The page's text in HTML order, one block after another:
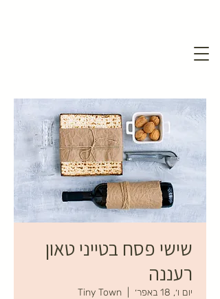
שישי פסח בטייני טאון
רעננה
יום ו׳, 18 באפר׳ Tiny Town